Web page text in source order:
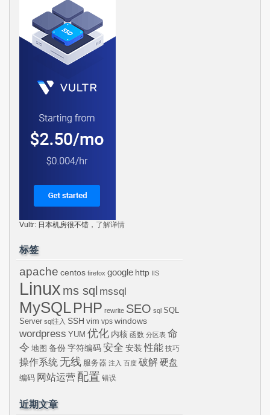
Vultr: 日本机房很不错， 了解详情
标签
apache centos firefox google http IIS
Linux ms sql mssql
MySQLPHP rewrite SEO sql SQL
Server sql注入 SSH vim vps windows
wordpress YUM 优化 内核 函数 分区表 命
令 地图 备份 字符编码 安全 安装 性能 技巧
操作系统 无线 服务器 注入 百度 破解硬盘
编码 网站运营 配置 错误
近期文章